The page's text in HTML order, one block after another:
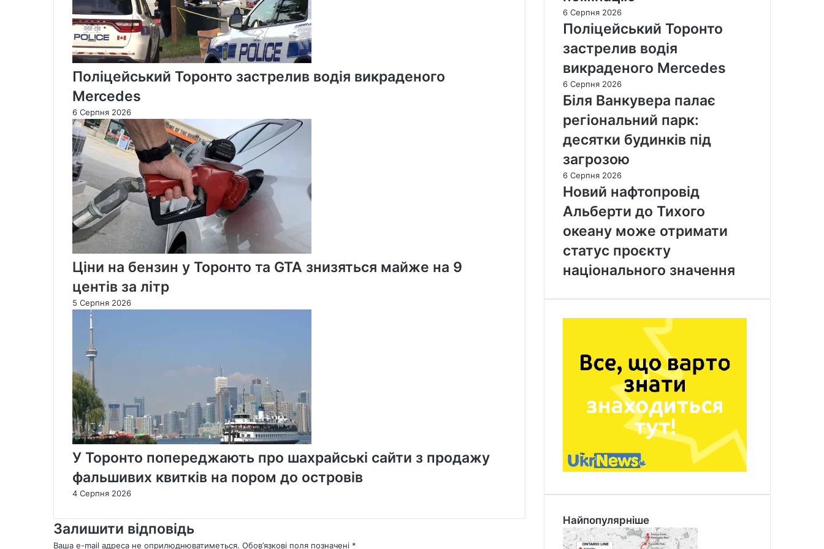
Поліцейський Торонто застрелив водія викраденого
Mercedes
6 Серпня 2026
Ціни на бензин у Торонто та GTA знизяться майже на 9
центів за літр
5 Серпня 2026
У Торонто попереджають про шахрайські сайти з продажу
фальшивих квитків на пором до островів
4 Серпня 2026
Залишити відповідь
Ваша e-mail адреса не оприлюднюватиметься. Обов’язкові поля позначені *
6 Серпня 2026
Поліцейський Торонто
застрелив водія
викраденого Mercedes
6 Серпня 2026
Біля Ванкувера палає
регіональний парк:
десятки будинків під
загрозою
6 Серпня 2026
Новий нафтопровід
Альберти до Тихого
океану може отримати
статус проєкту
національного значення
Найпопулярніше